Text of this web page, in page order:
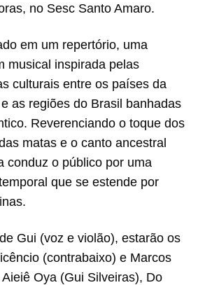
no Sesc Santo Amaro.
em um repertório, uma
musical inspirada pelas
culturais entre os países da
as regiões do Brasil banhadas
Reverenciando o toque dos
matas e o canto ancestral
conduz o público por uma
que se estende por
Gui (voz e violão), estarão os
(contrabaixo) e Marcos
Oya (Gui Silveiras), Do